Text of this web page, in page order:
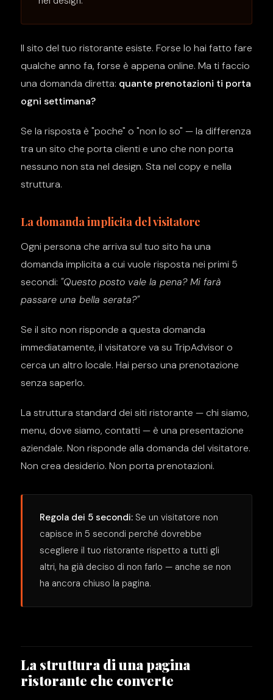
Il sito del tuo ristorante esiste. Forse lo hai fatto fare
qualche anno fa, forse è appena online. Ma ti faccio
una domanda diretta: quante prenotazioni ti porta
ogni settimana?
Se la risposta è "poche" o "non lo so" — la differenza
tra un sito che porta clienti e uno che non porta
nessuno non sta nel design. Sta nel copy e nella
struttura.
La domanda implicita del visitatore
Ogni persona che arriva sul tuo sito ha una
domanda implicita a cui vuole risposta nei primi 5
secondi: "Questo posto vale la pena? Mi farà
passare una bella serata?"
Se il sito non risponde a questa domanda
immediatamente, il visitatore va su TripAdvisor o
cerca un altro locale. Hai perso una prenotazione
senza saperlo.
La struttura standard dei siti ristorante — chi siamo,
menu, dove siamo, contatti — è una presentazione
aziendale. Non risponde alla domanda del visitatore.
Non crea desiderio. Non porta prenotazioni.
Regola dei 5 secondi: Se un visitatore non
capisce in 5 secondi perché dovrebbe
scegliere il tuo ristorante rispetto a tutti gli
altri, ha già deciso di non farlo — anche se non
ha ancora chiuso la pagina.
La struttura di una pagina
ristorante che converte